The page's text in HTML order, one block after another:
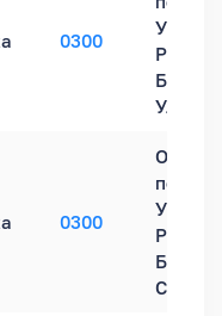
0300
УФНС
Улан-
0300
УФНС